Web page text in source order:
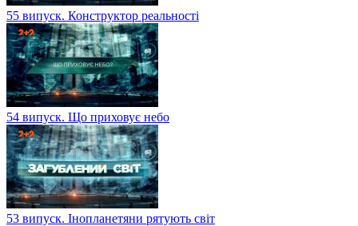
55 випуск. Конструктор реальності
54 випуск. Що приховує небо
53 випуск. Інопланетяни рятують світ